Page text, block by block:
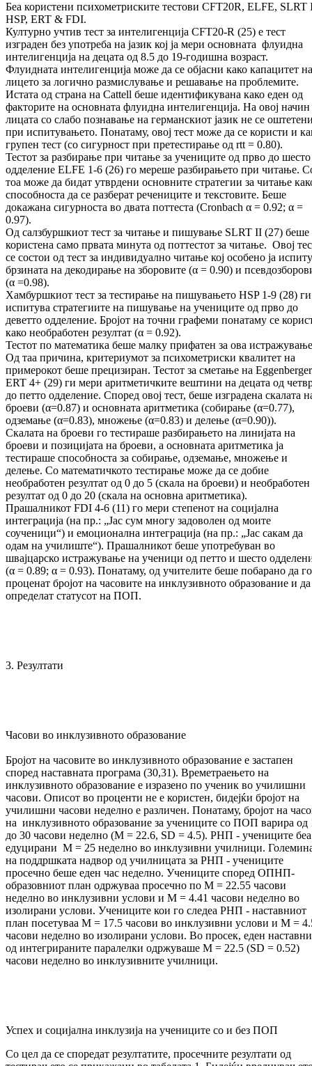
Беа користени психометриските тестови CFT20R, ELFE, SLRT
HSP, ERT & FDI.
Културно учтив тест за интелигенција CFT20-R (25) е тест
изграден без употреба на јазик кој ја мери основната флуидна
интелигенција на децата од 8.5 до 19-годишна возраст.
Флуидната интелигенција може да се објасни како капацитет на
лицето за логично размислување и решавање на проблемите.
Истата од страна на Cattell беше идентификувана како еден од
факторите на основната флуидна интелигенција. На овој начин
лицата со слабо познавање на германскиот јазик не се
при испитувањето. Понатаму, овој тест може да се користи и
групен тест (со сигурност при претестирање од rtt = 0.80).
Тестот за разбирање при читање за учениците од прво до шесто
одделение ELFE 1-6 (26) го мереше разбирањето при читање.
тоа може да бидат утврдени основните стратегии за читање
способноста да се разберат речениците и текстовите. Беше
докажана сигурноста во двата поттеста (Cronbach α = 0.92; α =
0.97).
Од салзбуршкиот тест за читање и пишување SLRT II (27) беше
користена само првата минута од поттестот за читање. Овој
се состои од тест за индивидуално читање кој особено ја
брзината на декодирање на зборовите (α = 0.90) и
(α =0.98).
Хамбуршкиот тест за тестирање на пишувањето HSP 1-9 (28) ги
испитува стратегиите на пишување на учениците од прво до
деветто одделение. Бројот на точни графеми понатаму се
како необработен резултат (α = 0.92).
Тестот по математика беше малку прифатен за ова
Од таа причина, критериумот за психометриски квалитет на
примерокот беше прецизиран. Тестот за сметање на Eggenberger
ERT 4+ (29) ги мери аритметичките вештини на децата од
до петто одделение. Според овој тест, беше изградена скалата
броеви (α=0.87) и основната аритметика (собирање (α=0.77),
одземање (α=0.83), множење (α=0.83) и делење (α=0.90)).
Скалата на броеви го тестираше разбирањето на линијата на
броеви и позицијата на броеви, а основната аритметика ја
тестираше способноста за собирање, одземање, множење и
делење. Со математичкото тестирање може да се добие
необработен резултат од 0 до 5 (скала на броеви) и необработен
резултат од 0 до 20 (скала на основна аритметика).
Прашалникот FDI 4-6 (11) го мери степенот на социјална
интеграција (на пр.: „Јас сум многу задоволен од моите
соученици“) и емоционална интеграција (на пр.: „Јас сакам да
одам на училиште“). Прашалникот беше употребуван во
швајцарско истражување на ученици од петто и шесто
(α = 0.89; α = 0.93). Понатаму, од учителите беше побарано да го
проценат бројот на часовите на инклузивното образование и
определат статусот на ПОП.
3. Резултати
Часови во инклузивното образование
Бројот на часовите во инклузивното образование е застапен
според наставната програма (30,31). Времетраењето на
инклузивното образование е изразено по ученик во училишни
часови. Описот во проценти не е користен, бидејќи бројот на
училишни часови неделно е различен. Понатаму, бројот на
на инклузивното образование за учениците со ПОП варира од
до 30 часови неделно (M = 22.6, SD = 4.5). РНП - учениците беа
едуцирани M = 25 неделно во инклузивни училници.
на поддршката надвор од училницата за РНП - учениците
просечно беше еден час неделно. Учениците според ОПНП-
образовниот план одржуваа просечно по M = 22.55 часови
неделно во инклузивни услови и M = 4.41 часови неделно во
изолирани услови. Учениците кои го следеа РНП - наставниот
план посетуваа M = 17.5 часови во инклузивни услови и M =
часови неделно во изолирани услови. Во просек, еден
од интегрираните паралелки одржуваше M = 22.5 (SD = 0.52)
часови неделно во инклузивните училници.
Успех и социјална инклузија на учениците со и без ПОП
Со цел да се споредат резултатите, просечните резултати од